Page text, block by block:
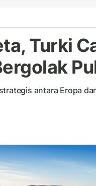
Turki
antara Eropa